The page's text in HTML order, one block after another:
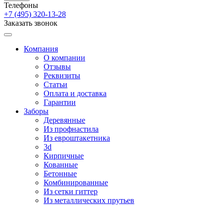
Телефоны
+7 (495) 320-13-28
Заказать звонок
Компания
О компании
Отзывы
Реквизиты
Статьи
Оплата и доставка
Гарантии
Заборы
Деревянные
Из профнастила
Из евроштакетника
3d
Кирпичные
Кованные
Бетонные
Комбинированные
Из сетки гиттер
Из металлических прутьев